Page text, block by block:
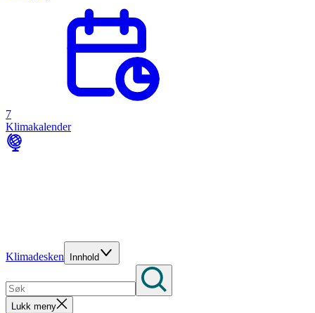
7
Klimakalender
Klimadesken Innhold
Lukk meny